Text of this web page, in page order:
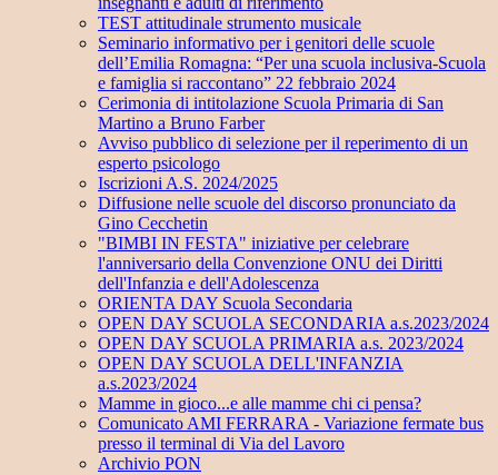
TEST attitudinale strumento musicale
Seminario informativo per i genitori delle scuole
dell’Emilia Romagna: “Per una scuola inclusiva-Scuola
e famiglia si raccontano” 22 febbraio 2024
Cerimonia di intitolazione Scuola Primaria di San
Martino a Bruno Farber
Avviso pubblico di selezione per il reperimento di un
esperto psicologo
Iscrizioni A.S. 2024/2025
Diffusione nelle scuole del discorso pronunciato da
Gino Cecchetin
"BIMBI IN FESTA" iniziative per celebrare
l'anniversario della Convenzione ONU dei Diritti
dell'Infanzia e dell'Adolescenza
ORIENTA DAY Scuola Secondaria
OPEN DAY SCUOLA SECONDARIA a.s.2023/2024
OPEN DAY SCUOLA PRIMARIA a.s. 2023/2024
OPEN DAY SCUOLA DELL'INFANZIA
a.s.2023/2024
Mamme in gioco...e alle mamme chi ci pensa?
Comunicato AMI FERRARA - Variazione fermate bus
presso il terminal di Via del Lavoro
Archivio PON